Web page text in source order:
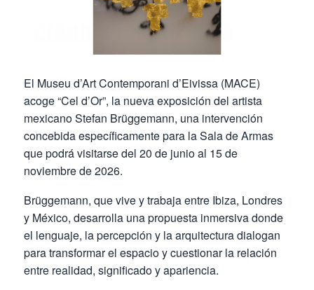
El Museu d’Art Contemporani d’Eivissa (MACE)
acoge “Cel d’Or”, la nueva exposición del artista
mexicano Stefan Brüggemann, una intervención
concebida específicamente para la Sala de Armas
que podrá visitarse del 20 de junio al 15 de
noviembre de 2026.
Brüggemann, que vive y trabaja entre Ibiza, Londres
y México, desarrolla una propuesta inmersiva donde
el lenguaje, la percepción y la arquitectura dialogan
para transformar el espacio y cuestionar la relación
entre realidad, significado y apariencia.